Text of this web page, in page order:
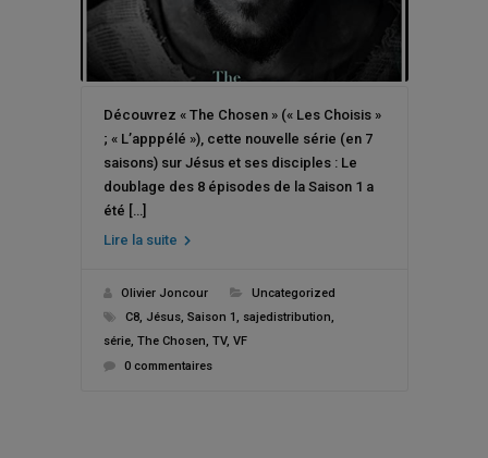
Découvrez « The Chosen » (« Les Choisis »
; « L’apppélé »), cette nouvelle série (en 7
saisons) sur Jésus et ses disciples : Le
doublage des 8 épisodes de la Saison 1 a
été […]
Lire la suite
Olivier Joncour
Uncategorized
C8, Jésus, Saison 1 , sajedistribution,
série, The Chosen, TV, VF
0 commentaires